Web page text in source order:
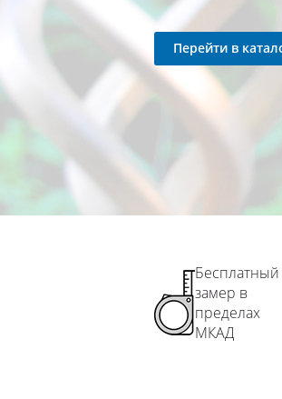
Перейти в
Бесплатный
замер в
пределах
МКАД